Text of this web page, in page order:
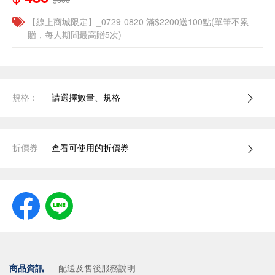
【線上商城限定】_0729-0820 滿$2200送100點(單筆不累
贈，每人期間最高贈5次)
規格： 請選擇數量、規格
折價券 查看可使用的折價券
商品資訊 配送及售後服務說明